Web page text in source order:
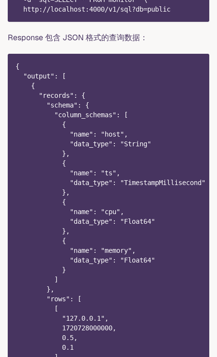
  http://localhost:4000/v1/sql?db=public
Response 包含 JSON 格式的查询数据：
{
  "output": [
    {
      "records": {
        "schema": {
          "column_schemas": [
            {
              "name": "host",
              "data_type": "String"
            },
            {
              "name": "ts",
              "data_type": "TimestampMillisecond"
            },
            {
              "name": "cpu",
              "data_type": "Float64"
            },
            {
              "name": "memory",
              "data_type": "Float64"
            }
          ]
        },
        "rows": [
          [
            "127.0.0.1",
            1720728000000,
            0.5,
            0.1